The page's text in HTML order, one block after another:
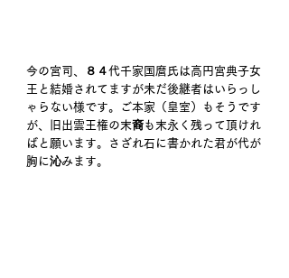
今の宮司、８４代千家国麿氏は高円宮典子女
王と結婚されてますが未だ後継者はいらっし
ゃらない様です。ご本家（皇室）もそうです
が、旧出雲王権の末裔も末永く残って頂けれ
ばと願います。さざれ石に書かれた君が代が
胸に沁みます。